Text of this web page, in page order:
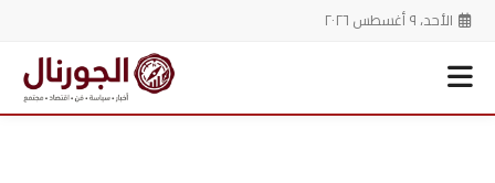
الأحد، ٩ أغسطس ٢٠٢٦